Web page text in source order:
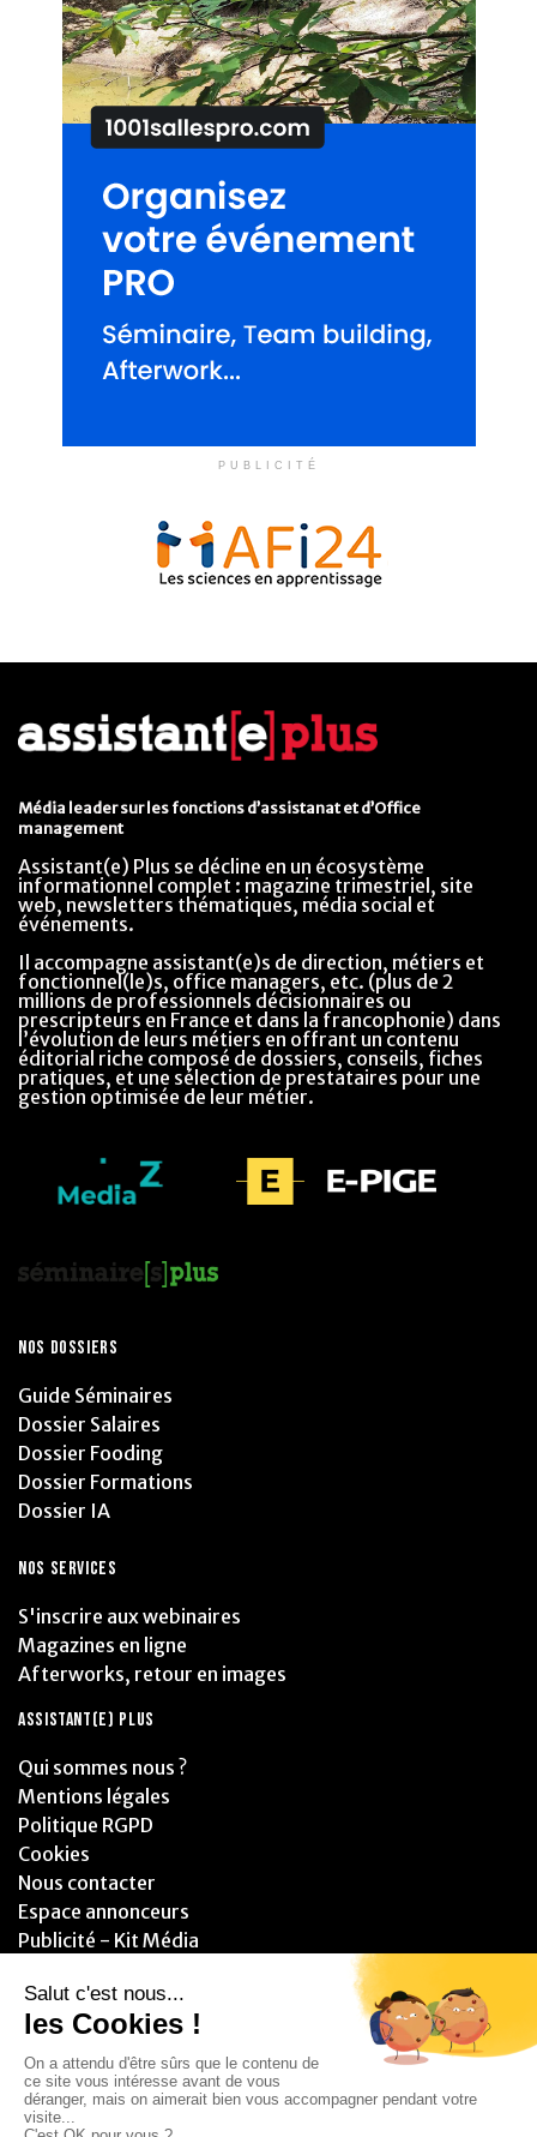
PUBLICITÉ
Média leader sur les fonctions d’assistanat et d’Office
management
Assistant(e) Plus se décline en un écosystème
informationnel complet : magazine trimestriel, site
web, newsletters thématiques, média social et
événements.
Il accompagne assistant(e)s de direction, métiers et
fonctionnel(le)s, office managers, etc. (plus de 2
millions de professionnels décisionnaires ou
prescripteurs en France et dans la francophonie) dans
l’évolution de leurs métiers en offrant un contenu
éditorial riche composé de dossiers, conseils, fiches
pratiques, et une sélection de prestataires pour une
gestion optimisée de leur métier.
NOS DOSSIERS
Guide Séminaires
Dossier Salaires
Dossier Fooding
Dossier Formations
Dossier IA
NOS SERVICES
S'inscrire aux webinaires
Magazines en ligne
Afterworks, retour en images
ASSISTANT(E) PLUS
Qui sommes nous ?
Mentions légales
Politique RGPD
Cookies
Nous contacter
Espace annonceurs
Publicité - Kit Média
PARTENAIRES